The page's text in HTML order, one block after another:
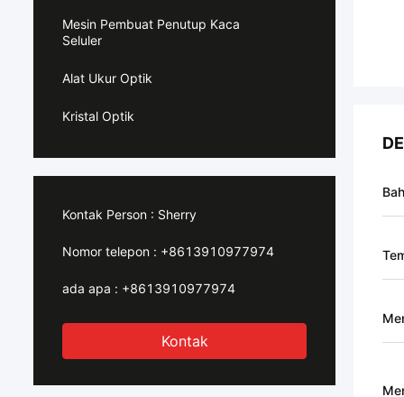
Mesin Pembuat Penutup Kaca
Seluler
Alat Ukur Optik
Kristal Optik
Kontak Person : Sherry
Nomor telepon : +8613910977974
ada apa : +8613910977974
Kontak